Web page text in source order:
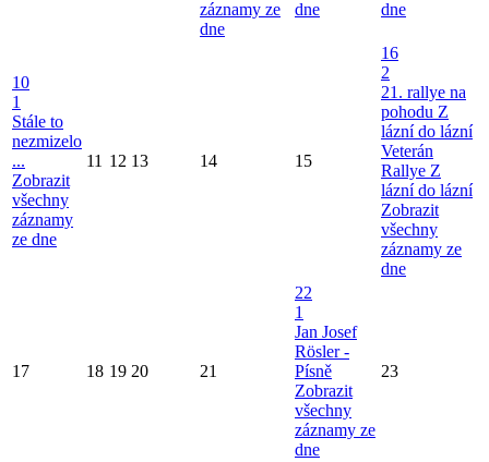
záznamy ze
dne
dne
dne
10
1
Stále to
nezmizelo
...
Zobrazit
všechny
záznamy
ze dne
11 12 13 14 15
16
2
21. rallye na
pohodu Z
lázní do lázní
Veterán
Rallye Z
lázní do lázní
Zobrazit
všechny
záznamy ze
dne
17 18 19 20 21
22
1
Jan Josef
Rösler -
Písně
Zobrazit
všechny
záznamy ze
dne
23